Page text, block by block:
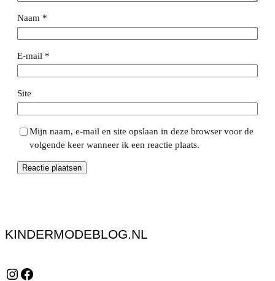
Naam *
E-mail *
Site
Mijn naam, e-mail en site opslaan in deze browser voor de
volgende keer wanneer ik een reactie plaats.
KINDERMODEBLOG.NL
Instagram Facebook